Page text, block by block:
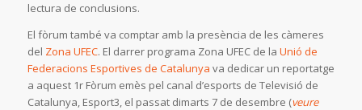
lectura de conclusions.
El fòrum també va comptar amb la presència de les càmeres
del Zona UFEC. El darrer programa Zona UFEC de la Unió de
Federacions Esportives de Catalunya va dedicar un reportatge
a aquest 1r Fòrum emès pel canal d’esports de Televisió de
Catalunya, Esport3, el passat dimarts 7 de desembre (veure